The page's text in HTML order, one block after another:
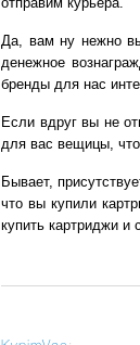
Да, вам ну нежно
денежное
бренды для нас
Если вдруг вы не
для вас вещицы, что
Бывает,
что вы купили
купить картриджи